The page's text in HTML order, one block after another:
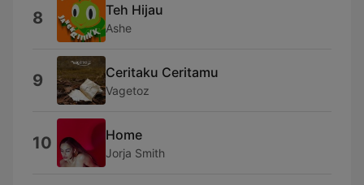
8 Teh Hijau
Ashe
9 ⁠Ceritaku Ceritamu
Vagetoz
10 Home
Jorja Smith